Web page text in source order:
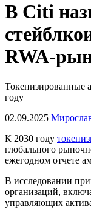
В Citi
RWA-
Токенизированные
году
02.09.2025
К 2030 году
глобального
ежегодном отчете
В исследовании
организаций,
управляющих